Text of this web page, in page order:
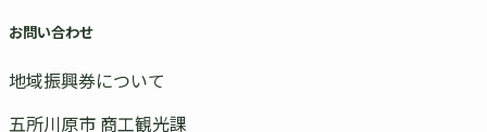
お問い合わせ
地域振興券について
五所川原市 商工観光課